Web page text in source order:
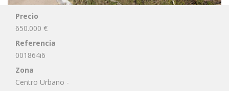
Precio
650.000 €
Referencia
001864i6
Zona
Centro Urbano -